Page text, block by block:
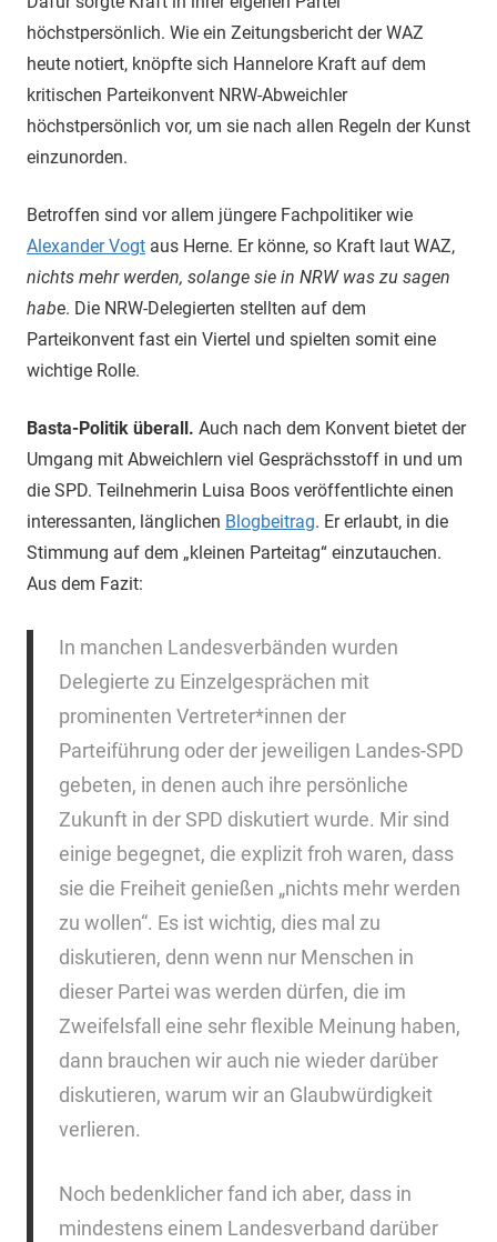
höchstpersönlich. Wie ein Zeitungsbericht der WAZ
heute notiert, knöpfte sich Hannelore Kraft auf dem
kritischen Parteikonvent NRW-Abweichler
höchstpersönlich vor, um sie nach allen Regeln der Kunst
einzunorden.
Betroffen sind vor allem jüngere Fachpolitiker wie
Alexander Vogt aus Herne. Er könne, so Kraft laut WAZ,
nichts mehr werden, solange sie in NRW was zu sagen
habe. Die NRW-Delegierten stellten auf dem
Parteikonvent fast ein Viertel und spielten somit eine
wichtige Rolle.
Basta-Politik überall. Auch nach dem Konvent bietet der
Umgang mit Abweichlern viel Gesprächsstoff in und um
die SPD. Teilnehmerin Luisa Boos veröffentlichte einen
interessanten, länglichen Blogbeitrag. Er erlaubt, in die
Stimmung auf dem „kleinen Parteitag“ einzutauchen.
Aus dem Fazit:
In manchen Landesverbänden wurden
Delegierte zu Einzelgesprächen mit
prominenten Vertreter*innen der
Parteiführung oder der jeweiligen Landes-SPD
gebeten, in denen auch ihre persönliche
Zukunft in der SPD diskutiert wurde. Mir sind
einige begegnet, die explizit froh waren, dass
sie die Freiheit genießen „nichts mehr werden
zu wollen“. Es ist wichtig, dies mal zu
diskutieren, denn wenn nur Menschen in
dieser Partei was werden dürfen, die im
Zweifelsfall eine sehr flexible Meinung haben,
dann brauchen wir auch nie wieder darüber
diskutieren, warum wir an Glaubwürdigkeit
verlieren.
Noch bedenklicher fand ich aber, dass in
mindestens einem Landesverband darüber